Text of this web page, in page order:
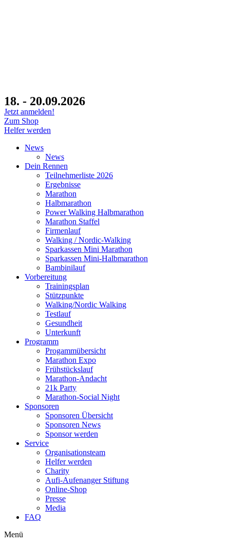
18. - 20.09.2026
Jetzt anmelden!
Zum Shop
Helfer werden
News
News
Dein Rennen
Teilnehmerliste 2026
Ergebnisse
Marathon
Halbmarathon
Power Walking Halbmarathon
Marathon Staffel
Firmenlauf
Walking / Nordic-Walking
Sparkassen Mini Marathon
Sparkassen Mini-Halbmarathon
Bambinilauf
Vorbereitung
Trainingsplan
Stützpunkte
Walking/Nordic Walking
Testlauf
Gesundheit
Unterkunft
Programm
Progammübersicht
Marathon Expo
Frühstückslauf
Marathon-Andacht
21k Party
Marathon-Social Night
Sponsoren
Sponsoren Übersicht
Sponsoren News
Sponsor werden
Service
Organisationsteam
Helfer werden
Charity
Aufi-Aufenanger Stiftung
Online-Shop
Presse
Media
FAQ
Menü